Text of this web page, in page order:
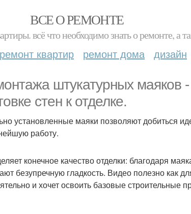
ВСЕ О РЕМОНТЕ
всё что необходимо знать о ремонте,
ремонт квартир ремонт дома дизайн
штукатурных маяков
стен к отделке.
установленные маяки позволяют добиться
работу.
конечное качество отделки: благодаря
безупречную гладкость. Видео полезно как
и хочет освоить базовые строительные